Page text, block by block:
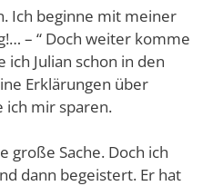
Ich beginne mit meiner
– “ Doch weiter komme
ich Julian schon in den
Erklärungen über
ich mir sparen.
große Sache. Doch ich
dann begeistert. Er hat